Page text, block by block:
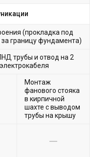
(прокладка под
границу фундамента)
трубы и отвод на 2
Монтаж
фанового стояка
в кирпичной
шахте с выводом
трубы на крышу